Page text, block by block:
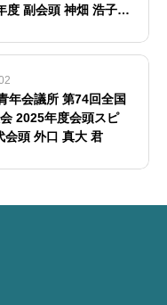
度 副会頭 神畑 浩子
年会議所 第74回全国
2025年度会頭スピ
会頭 外口 真大 君